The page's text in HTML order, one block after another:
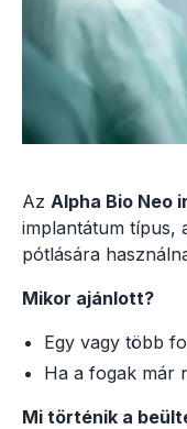
Az Alpha Bio Neo
implantátum típus,
pótlására
Mikor ajánlott?
Egy vagy több
Ha a fogak már
Mi történik a